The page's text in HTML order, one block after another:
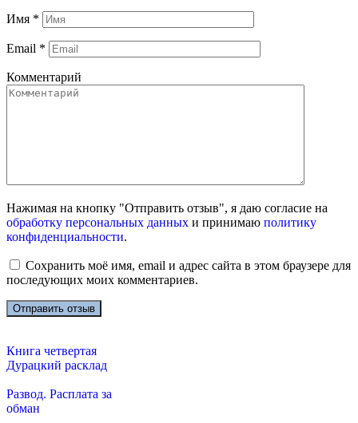
Имя *
Email *
Комментарий
Нажимая на кнопку "Отправить отзыв", я даю согласие на
обработку персональных данных и принимаю политику
конфиденциальности.
Сохранить моё имя, email и адрес сайта в этом браузере для
последующих моих комментариев.
Книга четвертая
Дурацкий расклад
Развод. Расплата за
обман